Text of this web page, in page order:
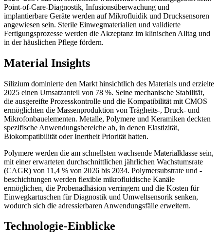
Point-of-Care-Diagnostik, Infusionsüberwachung und
implantierbare Geräte werden auf Mikrofluidik und Drucksensoren
angewiesen sein. Sterile Einwegmaterialien und validierte
Fertigungsprozesse werden die Akzeptanz im klinischen Alltag und
in der häuslichen Pflege fördern.
Material Insights
Silizium dominierte den Markt hinsichtlich des Materials und erzielte
2025 einen Umsatzanteil von 78 %. Seine mechanische Stabilität,
die ausgereifte Prozesskontrolle und die Kompatibilität mit CMOS
ermöglichten die Massenproduktion von Trägheits-, Druck- und
Mikrofonbauelementen. Metalle, Polymere und Keramiken deckten
spezifische Anwendungsbereiche ab, in denen Elastizität,
Biokompatibilität oder Inertheit Priorität hatten.
Polymere werden die am schnellsten wachsende Materialklasse sein,
mit einer erwarteten durchschnittlichen jährlichen Wachstumsrate
(CAGR) von 11,4 % von 2026 bis 2034. Polymersubstrate und -
beschichtungen werden flexible mikrofluidische Kanäle
ermöglichen, die Probenadhäsion verringern und die Kosten für
Einwegkartuschen für Diagnostik und Umweltsensorik senken,
wodurch sich die adressierbaren Anwendungsfälle erweitern.
Technologie-Einblicke